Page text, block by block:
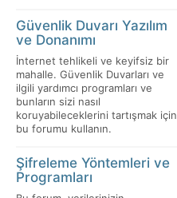
Güvenlik Duvarı Yazılım
ve Donanımı
İnternet tehlikeli ve keyifsiz bir
mahalle. Güvenlik Duvarları ve
ilgili yardımcı programları ve
bunların sizi nasıl
koruyabileceklerini tartışmak için
bu forumu kullanın.
Şifreleme Yöntemleri ve
Programları